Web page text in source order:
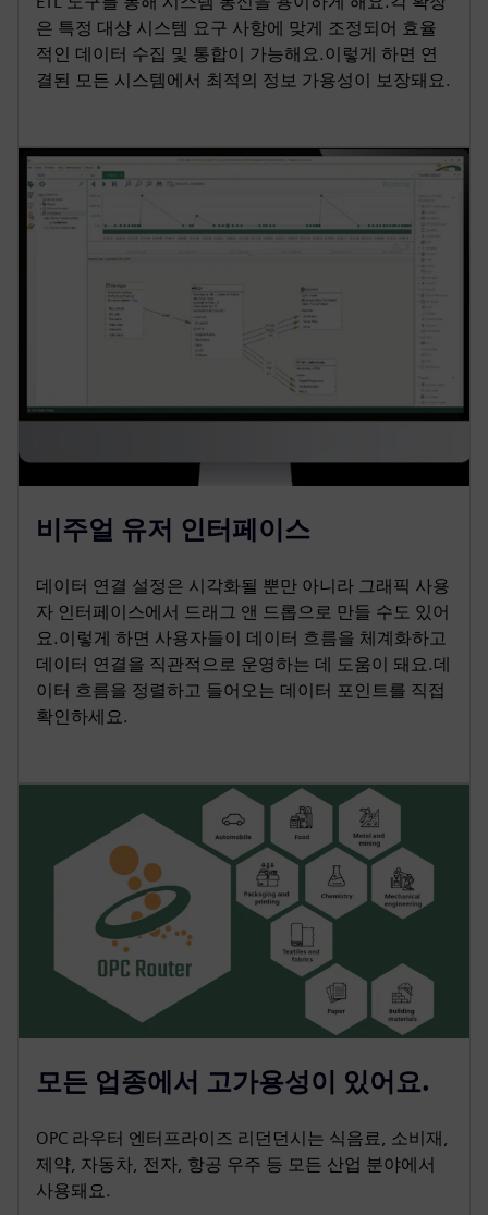
은 특정 대상 시스템 요구 사항에 맞게 조정되어 효율
적인 데이터 수집 및 통합이 가능해요.이렇게 하면 연
결된 모든 시스템에서 최적의 정보 가용성이 보장돼요.
비주얼 유저 인터페이스
데이터 연결 설정은 시각화될 뿐만 아니라 그래픽 사용
자 인터페이스에서 드래그 앤 드롭으로 만들 수도 있어
요.이렇게 하면 사용자들이 데이터 흐름을 체계화하고
데이터 연결을 직관적으로 운영하는 데 도움이 돼요.데
이터 흐름을 정렬하고 들어오는 데이터 포인트를 직접
확인하세요.
모든 업종에서 고가용성이 있어요.
OPC 라우터 엔터프라이즈 리던던시는 식음료, 소비재,
제약, 자동차, 전자, 항공 우주 등 모든 산업 분야에서
사용돼요.